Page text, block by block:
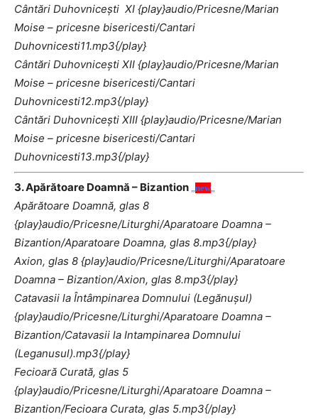
Cântări Duhovniceşti XI {play}audio/Pricesne/Marian
Moise – pricesne bisericesti/Cantari
Duhovnicesti11.mp3{/play}
Cântări Duhovniceşti XII {play}audio/Pricesne/Marian
Moise – pricesne bisericesti/Cantari
Duhovnicesti12.mp3{/play}
Cântări Duhovniceşti XIII {play}audio/Pricesne/Marian
Moise – pricesne bisericesti/Cantari
Duhovnicesti13.mp3{/play}
3. Apărătoare Doamnă – Bizantion „new„
Apărătoare Doamnă, glas 8
{play}audio/Pricesne/Liturghi/Aparatoare Doamna –
Bizantion/Aparatoare Doamna, glas 8.mp3{/play}
Axion, glas 8 {play}audio/Pricesne/Liturghi/Aparatoare
Doamna – Bizantion/Axion, glas 8.mp3{/play}
Catavasii la Întâmpinarea Domnului (Legănuşul)
{play}audio/Pricesne/Liturghi/Aparatoare Doamna –
Bizantion/Catavasii la Intampinarea Domnului
(Leganusul).mp3{/play}
Fecioară Curată, glas 5
{play}audio/Pricesne/Liturghi/Aparatoare Doamna –
Bizantion/Fecioara Curata, glas 5.mp3{/play}